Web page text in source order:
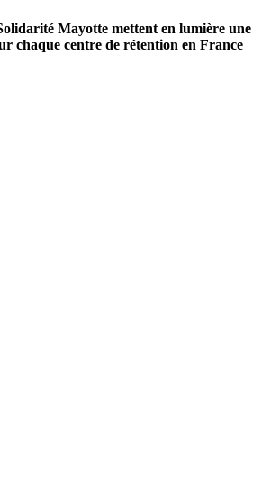
Mayotte mettent en lumière une
chaque centre de rétention en France